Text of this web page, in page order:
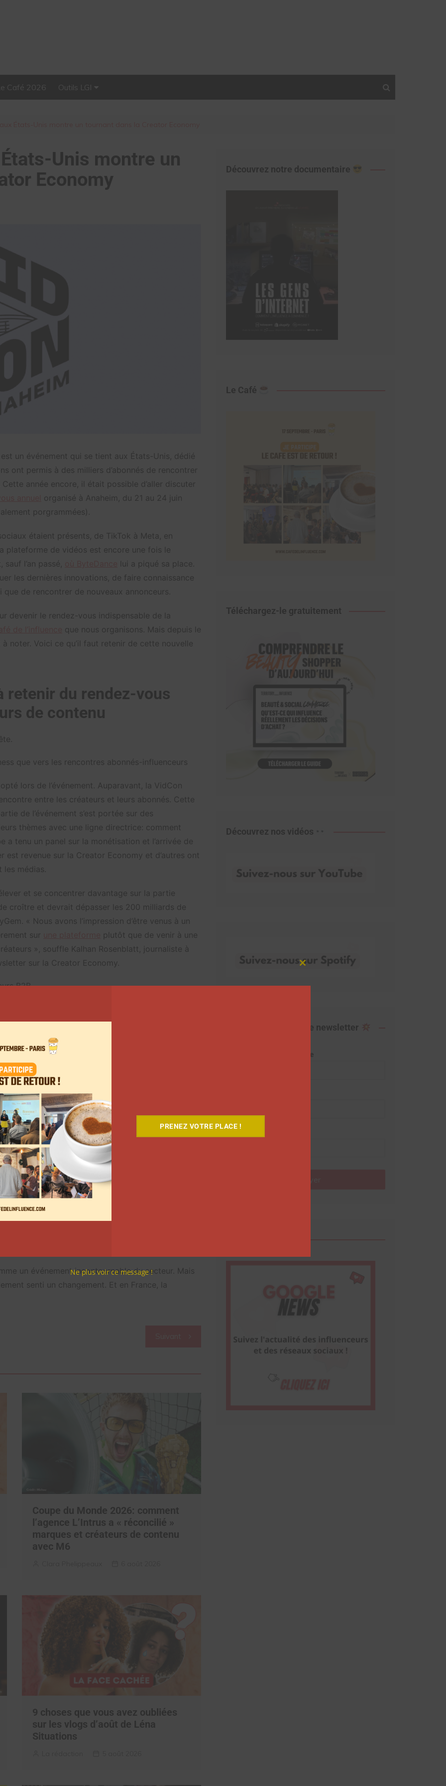
Café 2026 Outils LGI
Unis montre un
Economy
est un événement qui se tient aux États-Unis, dédié
ont permis à des milliers d’abonnés de rencontrer
année encore, il était possible d’aller discuter
organisé à Anaheim, du 21 au 24 juin
porgrammées).
étaient présents, de TikTok à Meta, en
plateforme de vidéos est encore une fois le
l’an passé,
lui a piqué sa place.
les dernières innovations, de faire connaissance
de rencontrer de nouveaux annonceurs.
devenir le rendez-vous indispensable de la
que nous organisons. Mais depuis le
noter. Voici ce qu’il faut retenir de cette nouvelle
retenir du rendez-vous
de contenu
que vers les rencontres abonnés-influenceurs
lors de l’événement. Auparavant, la VidCon
entre les créateurs et leurs abonnés. Cette
de l’événement s’est portée sur des
thèmes avec une ligne directrice: comment
a tenu un panel sur la monétisation et l’arrivée de
est revenue sur la Creator Economy et d’autres ont
médias.
et se concentrer davantage sur la partie
croître et devrait dépasser les 200 milliards de
« Nous avons l’impression d’être venus à un
sur
plutôt que de venir à une
», souffle Kalhan Rosenblatt, journaliste à
sur la Creator Economy.
B2B
participation de LinkedIn à l’événement. En
l’influence B2B intrigue et se développe en même
les bons profils qui évoluent sur la plateforme
créateurs, les créateurs B2B sont souvent
SVP Strategy de Brandwatch. « De nombreux
le biais de bulletins d’information, de podcasts et
s’adresse aux professionnels, qui sont
budgets. »
entrepreneurs
Rien ne va donc vous étonner si l’on vous dit
vus comme de véritables entrepreneurs. « Les
[…] Ce sont des personnes qui travaillent
de l’événement. Ce sentiment est également
invités vont davantage abordés leur stratégie,
communauté.
un événement incontournable du secteur. Mais
senti un changement. Et en France, la
Coupe du Monde 2026: comment
l’agence L’Intrus a « réconcilié »
marques et créateurs de contenu
avec M6
9 choses que vous avez oubliées
sur les vlogs d’août de Léna
Situations
Découvrez notre documentaire
Le Café
Téléchargez-le gratuitement
Découvrez nos vidéos
Abonnez-vous à notre newsletter
Adresse de messagerie
module
PRENEZ VOTRE PLACE !
Ne plus voir ce message !